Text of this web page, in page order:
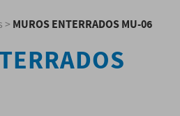
>MUROS ENTERRADOS MU-06